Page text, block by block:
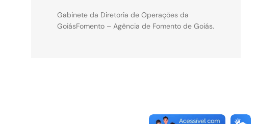
Gabinete da Diretoria de Operações da
GoiásFomento – Agência de Fomento de Goiás.